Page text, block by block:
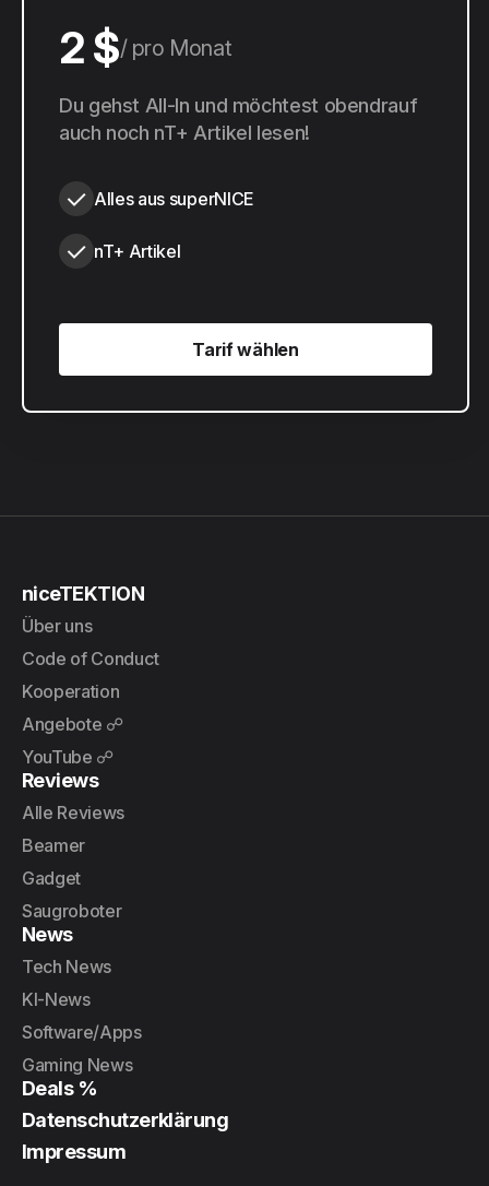
2 $ pro Monat
20 $ pro Jahr
Du gehst All-In und möchtest obendrauf
auch noch nT+ Artikel lesen!
Alles aus superNICE
nT+ Artikel
Tarif wählen
Tarif wählen
niceTEKTION
Über uns
Code of Conduct
Kooperation
Angebote ☍
YouTube ☍
Reviews
Alle Reviews
Beamer
Gadget
Saugroboter
News
Tech News
KI-News
Software/Apps
Gaming News
Deals %
Datenschutzerklärung
Impressum